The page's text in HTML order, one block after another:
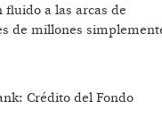
a las arcas de
de millones
Crédito del Fondo